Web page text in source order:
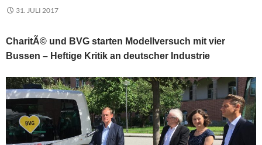
31. JULI 2017
CharitÃ© und BVG starten Modellversuch mit vier
Bussen – Heftige Kritik an deutscher Industrie